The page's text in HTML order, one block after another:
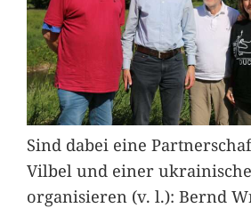
Sind dabei eine
Vilbel und einer
organisieren (v. l.): Bernd